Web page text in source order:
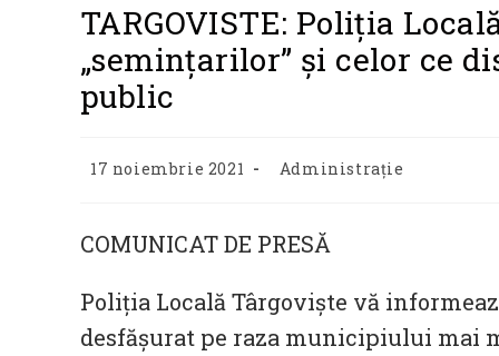
TARGOVISTE: Poliția
„semințarilor” și celor ce
public
Post
17 noiembrie 2021
Post
Administrație
COMUNICAT DE PRESĂ
Poliția Locală Târgoviște vă informează
desfășurat pe raza municipiului mai